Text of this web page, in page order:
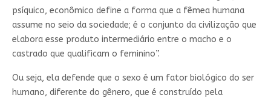
psíquico, econômico define a forma que a fêmea humana
assume no seio da sociedade; é o conjunto da civilização que
elabora esse produto intermediário entre o macho e o
castrado que qualificam o feminino”.
Ou seja, ela defende que o sexo é um fator biológico do ser
humano, diferente do gênero, que é construído pela